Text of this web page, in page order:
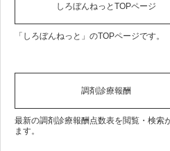
しろぼんねっとTOPページ
「しろぼんねっと」のTOPページです。
調剤診療報酬
最新の調剤診療報酬点数表を閲覧・検索
ます。